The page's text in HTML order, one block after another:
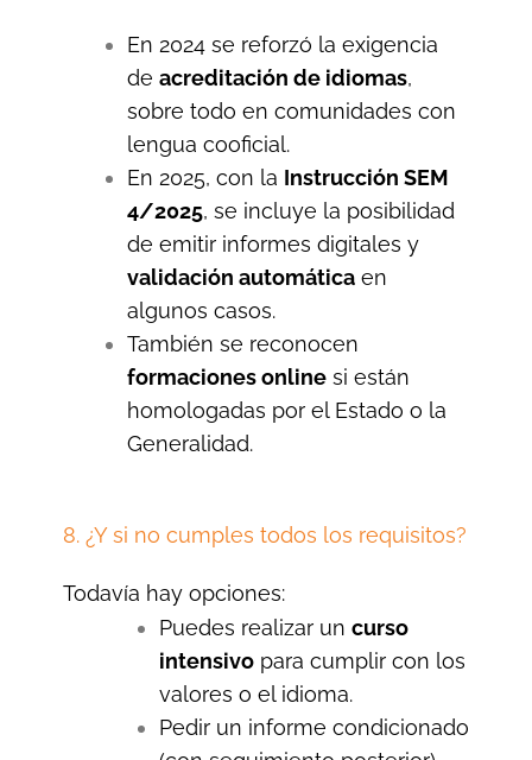
En 2024 se reforzó la exigencia
de acreditación de idiomas,
sobre todo en comunidades con
lengua cooficial.
En 2025, con la Instrucción SEM
4/2025, se incluye la posibilidad
de emitir informes digitales y
validación automáticaen
algunos casos.
También se reconocen
formaciones onlinesi están
homologadas por el Estado o la
Generalidad.
8. ¿Y si no cumples todos los requisitos?
Todavía hay opciones:
Puedes realizar un curso
intensivopara cumplir con los
valores o el idioma.
Pedir un informe condicionado